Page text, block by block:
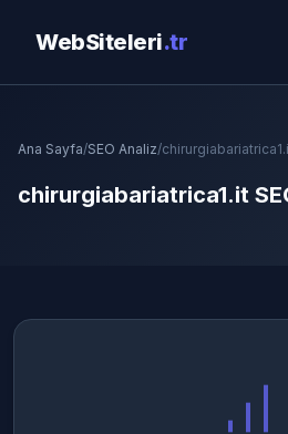
WebSiteleri.tr
Ana Sayfa/SEO Analiz/
chirurgiabariatrica1.it